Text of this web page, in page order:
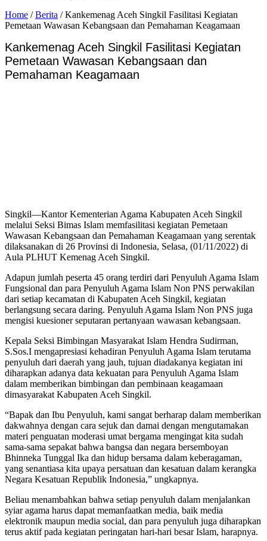
Home /Berita /Kankemenag Aceh Singkil Fasilitasi Kegiatan
Pemetaan Wawasan Kebangsaan dan Pemahaman Keagamaan
Kankemenag Aceh Singkil Fasilitasi Kegiatan
Pemetaan Wawasan Kebangsaan dan
Pemahaman Keagamaan
Singkil—Kantor Kementerian Agama Kabupaten Aceh Singkil
melalui Seksi Bimas Islam memfasilitasi kegiatan Pemetaan
Wawasan Kebangsaan dan Pemahaman Keagamaan yang serentak
dilaksanakan di 26 Provinsi di Indonesia, Selasa, (01/11/2022) di
Aula PLHUT Kemenag Aceh Singkil.
Adapun jumlah peserta 45 orang terdiri dari Penyuluh Agama Islam
Fungsional dan para Penyuluh Agama Islam Non PNS perwakilan
dari setiap kecamatan di Kabupaten Aceh Singkil, kegiatan
berlangsung secara daring. Penyuluh Agama Islam Non PNS juga
mengisi kuesioner seputaran pertanyaan wawasan kebangsaan.
Kepala Seksi Bimbingan Masyarakat Islam Hendra Sudirman,
S.Sos.I mengapresiasi kehadiran Penyuluh Agama Islam terutama
penyuluh dari daerah yang jauh, tujuan diadakanya kegiatan ini
diharapkan adanya data kekuatan para Penyuluh Agama Islam
dalam memberikan bimbingan dan pembinaan keagamaan
dimasyarakat Kabupaten Aceh Singkil.
“Bapak dan Ibu Penyuluh, kami sangat berharap dalam memberikan
dakwahnya dengan cara sejuk dan damai dengan mengutamakan
materi penguatan moderasi umat bergama mengingat kita sudah
sama-sama sepakat bahwa bangsa dan negara bersemboyan
Bhinneka Tunggal Ika dan hidup bersama dalam keberagaman,
yang senantiasa kita upaya persatuan dan kesatuan dalam kerangka
Negara Kesatuan Republik Indonesia,” ungkapnya.
Beliau menambahkan bahwa setiap penyuluh dalam menjalankan
syiar agama harus dapat memanfaatkan media, baik media
elektronik maupun media social, dan para penyuluh juga diharapkan
terus aktif pada kegiatan peringatan hari-hari besar Islam, harapnya.